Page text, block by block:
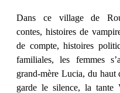
Dans ce village de
contes, histoires de
de compte, histoires
familiales, les femmes
grand-mère Lucia, du haut
garde le silence, la tante